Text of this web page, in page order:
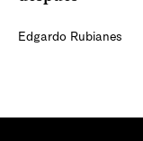
Edgardo Rubianes